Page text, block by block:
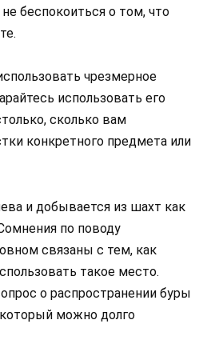
беспокоиться о том, что
чрезмерное
использовать его
сколько вам
конкретного предмета или
и добывается из шахт как
по поводу
связаны с тем, как
такое место.
о распространении буры
можно долго